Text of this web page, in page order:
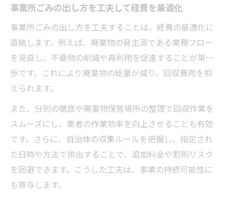
事業所ごみの出し方を工夫して経費を最適化
事業所ごみの出し方を工夫することは、経費の最適化に
直結します。例えば、廃棄物の発生源である業務フロー
を見直し、不要物の削減や再利用を促進することが第一
歩です。これにより廃棄物の総量が減り、回収費用を抑
えられます。
また、分別の徹底や廃棄物保管場所の整理で回収作業を
スムーズにし、業者の作業効率を向上させることも有効
です。さらに、自治体の収集ルールを把握し、指定され
た日時や方法で排出することで、追加料金や罰則リスク
を回避できます。こうした工夫は、事業の持続可能性に
も寄与します。